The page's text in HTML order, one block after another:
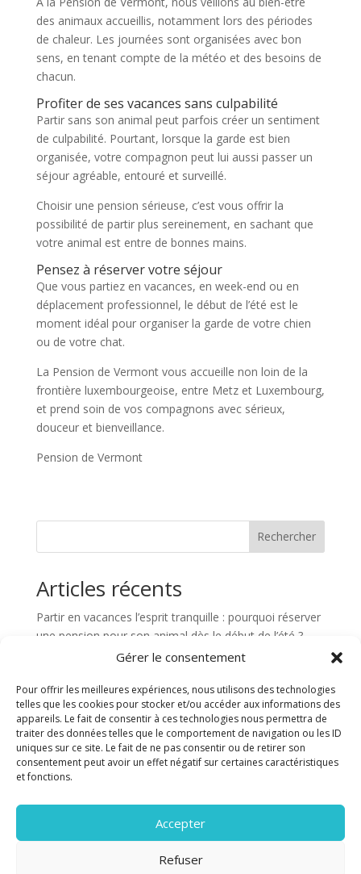
Gérer le consentement
Pour offrir les meilleures expériences, nous utilisons des technologies
telles que les cookies pour stocker et/ou accéder aux informations des
appareils. Le fait de consentir à ces technologies nous permettra de
traiter des données telles que le comportement de navigation ou les ID
uniques sur ce site. Le fait de ne pas consentir ou de retirer son
consentement peut avoir un effet négatif sur certaines caractéristiques
et fonctions.
Accepter
Refuser
des animaux accueillis, notamment lors des périodes
de chaleur. Les journées sont organisées avec bon
sens, en tenant compte de la météo et des besoins de
chacun.
Profiter de ses vacances sans culpabilité
Partir sans son animal peut parfois créer un sentiment
de culpabilité. Pourtant, lorsque la garde est bien
organisée, votre compagnon peut lui aussi passer un
séjour agréable, entouré et surveillé.
Choisir une pension sérieuse, c’est vous offrir la
possibilité de partir plus sereinement, en sachant que
votre animal est entre de bonnes mains.
Pensez à réserver votre séjour
Que vous partiez en vacances, en week-end ou en
déplacement professionnel, le début de l’été est le
moment idéal pour organiser la garde de votre chien
ou de votre chat.
La Pension de Vermont vous accueille non loin de la
frontière luxembourgeoise, entre Metz et Luxembourg,
et prend soin de vos compagnons avec sérieux,
douceur et bienveillance.
Pension de Vermont
Rechercher
Articles récents
Partir en vacances l’esprit tranquille : pourquoi réserver
une pension pour son animal dès le début de l’été ?
Début de l’été : comment bien préparer son chien aux
Comment occuper son chien ce week-end ? 7 idées
simples et efficaces
Partir en vacances l’esprit tranquille : la solution
pension pour votre animal
qualité
Commentaires récents